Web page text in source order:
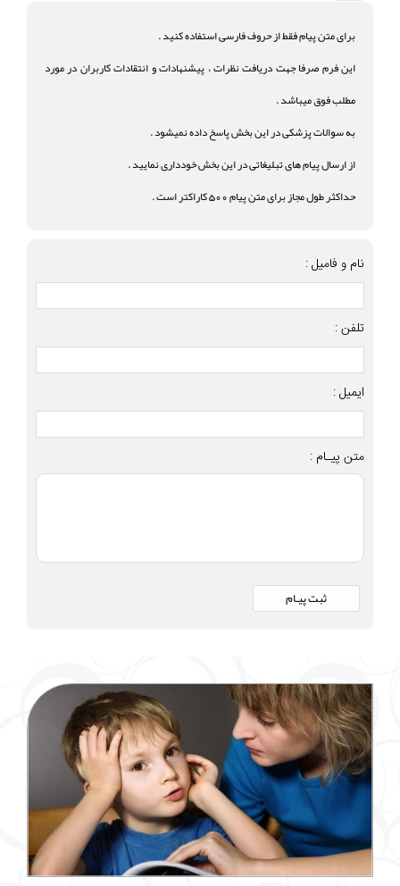
برای متن پیام فقط از حروف فارسی استفاده کنید .
این فرم صرفا جهت دریافت نظرات ، پیشنهادات و انتقادات کاربران در مورد
مطلب فوق میباشد .
به سوالات پزشکی در این بخش پاسخ داده نمیشود .
از ارسال پیام های تبلیغاتی در این بخش خودداری نمایید .
حداکثر طول مجاز برای متن پیام 500 کاراکتر است .
نام و فامیل :
تلفن :
ایمیل :
متن پیـام :